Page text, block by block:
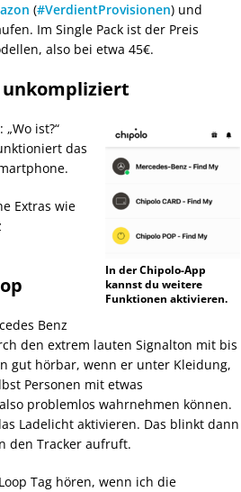
(#VerdientProvisionen) und
Im Single Pack ist der Preis
also bei etwa 45€.
unkompliziert
In der Chipolo-App
kannst du weitere
Funktionen aktivieren.
ist?“
das
Extras wie
Benz
den extrem lauten Signalton mit bis
gut hörbar, wenn er unter Kleidung,
Personen mit etwas
problemlos wahrnehmen können.
Ladelicht aktivieren. Das blinkt dann
den Tracker aufruft.
Tag hören, wenn ich die